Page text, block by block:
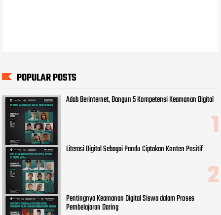
POPULAR POSTS
Adab Berinternet, Bangun 5 Kompetensi Keamanan Digital
Literasi Digital Sebagai Pandu Ciptakan Konten Positif
Pentingnya Keamanan Digital Siswa dalam Proses
Pembelajaran Daring